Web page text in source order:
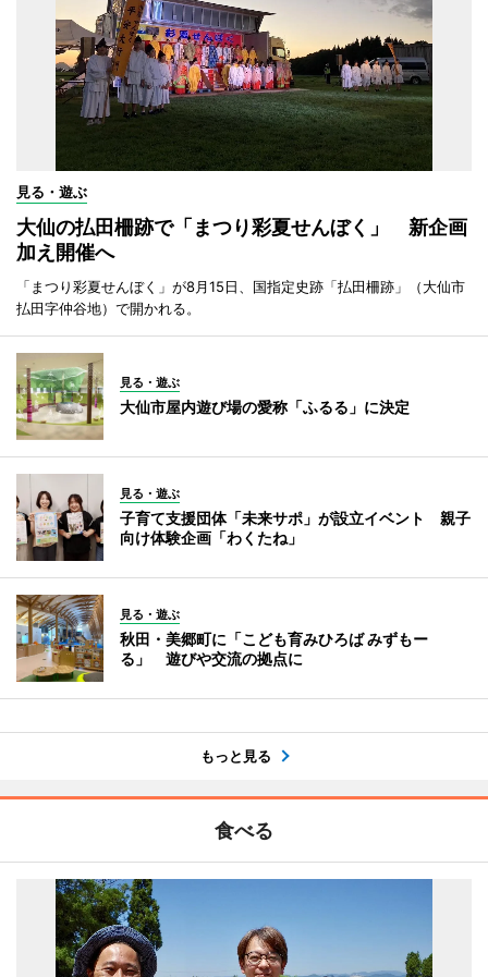
見る・遊ぶ
大仙の払田柵跡で「まつり彩夏せんぼく」 新企画
加え開催へ
「まつり彩夏せんぼく」が8月15日、国指定史跡「払田柵跡」（大仙市
払田字仲谷地）で開かれる。
見る・遊ぶ
大仙市屋内遊び場の愛称「ふるる」に決定
見る・遊ぶ
子育て支援団体「未来サポ」が設立イベント 親子
向け体験企画「わくたね」
見る・遊ぶ
秋田・美郷町に「こども育みひろば みずもー
る」 遊びや交流の拠点に
もっと見る
食べる